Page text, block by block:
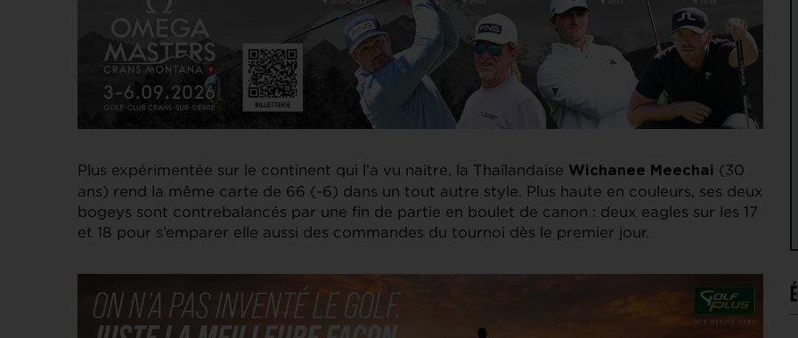
Plus expérimentée sur le continent qui l’a vu naitre, la Thaïlandaise Wichanee Meechai (30
ans) rend la même carte de 66 (-6) dans un tout autre style. Plus haute en couleurs, ses deux
bogeys sont contrebalancés par une fin de partie en boulet de canon : deux eagles sur les 17
et 18 pour s’emparer elle aussi des commandes du tournoi dès le premier jour.